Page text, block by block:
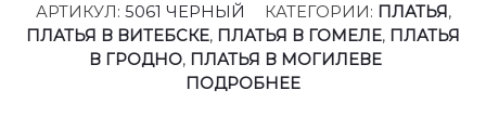
АРТИКУЛ: 5061 ЧЕРНЫЙ КАТЕГОРИИ: ПЛАТЬЯ,
ПЛАТЬЯ В ВИТЕБСКЕ, ПЛАТЬЯ В ГОМЕЛЕ, ПЛАТЬЯ
В ГРОДНО, ПЛАТЬЯ В МОГИЛЕВЕ
ПОДРОБНЕЕ